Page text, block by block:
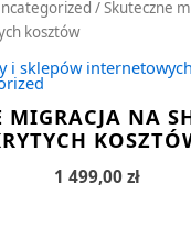
/ Skuteczne
kosztów
i sklepów
MIGRACJA NA
1 499,00 zł